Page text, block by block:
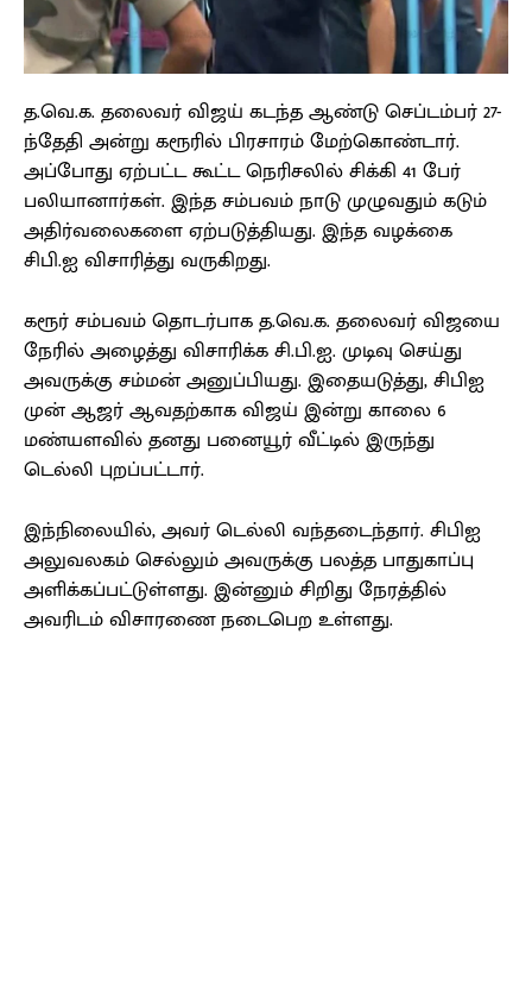
த.வெ.க. தலைவர் விஜய் கடந்த ஆண்டு செப்டம்பர் 27-
ந்தேதி அன்று கரூரில் பிரசாரம் மேற்கொண்டார்.
அப்போது ஏற்பட்ட கூட்ட நெரிசலில் சிக்கி 41 பேர்
பலியானார்கள். இந்த சம்பவம் நாடு முழுவதும் கடும்
அதிர்வலைகளை ஏற்படுத்தியது. இந்த வழக்கை
சிபி.ஐ விசாரித்து வருகிறது.
கரூர் சம்பவம் தொடர்பாக த.வெ.க. தலைவர் விஜயை
நேரில் அழைத்து விசாரிக்க சி.பி.ஐ. முடிவு செய்து
அவருக்கு சம்மன் அனுப்பியது. இதையடுத்து, சிபிஐ
முன் ஆஜர் ஆவதற்காக விஜய் இன்று காலை 6
மண்யளவில் தனது பனையூர் வீட்டில் இருந்து
டெல்லி புறப்பட்டார்.
இந்நிலையில், அவர் டெல்லி வந்தடைந்தார். சிபிஐ
அலுவலகம் செல்லும் அவருக்கு பலத்த பாதுகாப்பு
அளிக்கப்பட்டுள்ளது. இன்னும் சிறிது நேரத்தில்
அவரிடம் விசாரணை நடைபெற உள்ளது.